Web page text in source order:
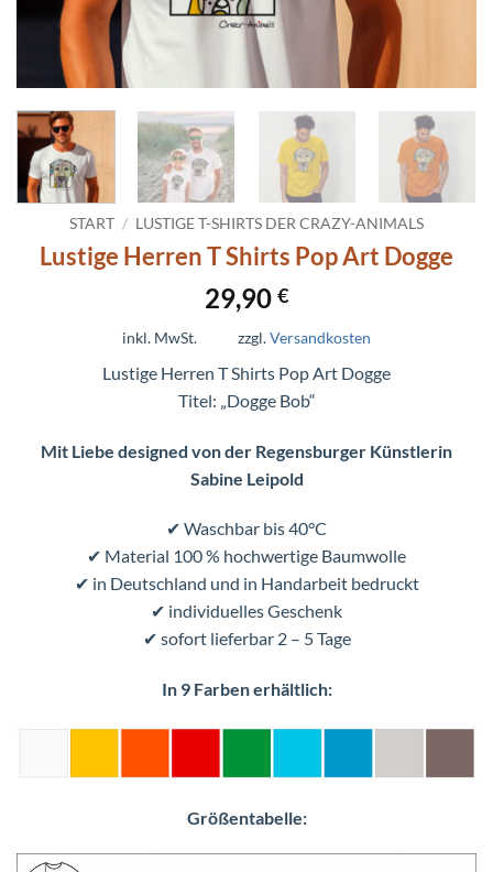
START / LUSTIGE T-SHIRTS DER CRAZY-ANIMALS
Lustige Herren T Shirts Pop Art Dogge
29,90 €
inkl. MwSt. zzgl.Versandkosten
Lustige Herren T Shirts Pop Art Dogge
Titel: „Dogge Bob“
Mit Liebe designed von der Regensburger Künstlerin
Sabine Leipold
✔ Waschbar bis 40°C
✔ Material 100 % hochwertige Baumwolle
✔ in Deutschland und in Handarbeit bedruckt
✔ individuelles Geschenk
✔ sofort lieferbar 2 – 5 Tage
In 9 Farben erhältlich:
Größentabelle: